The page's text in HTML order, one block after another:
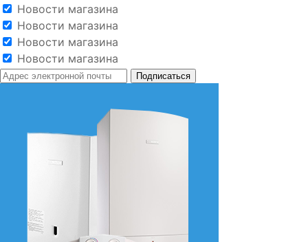
Новости магазина
Новости магазина
Новости магазина
Новости магазина